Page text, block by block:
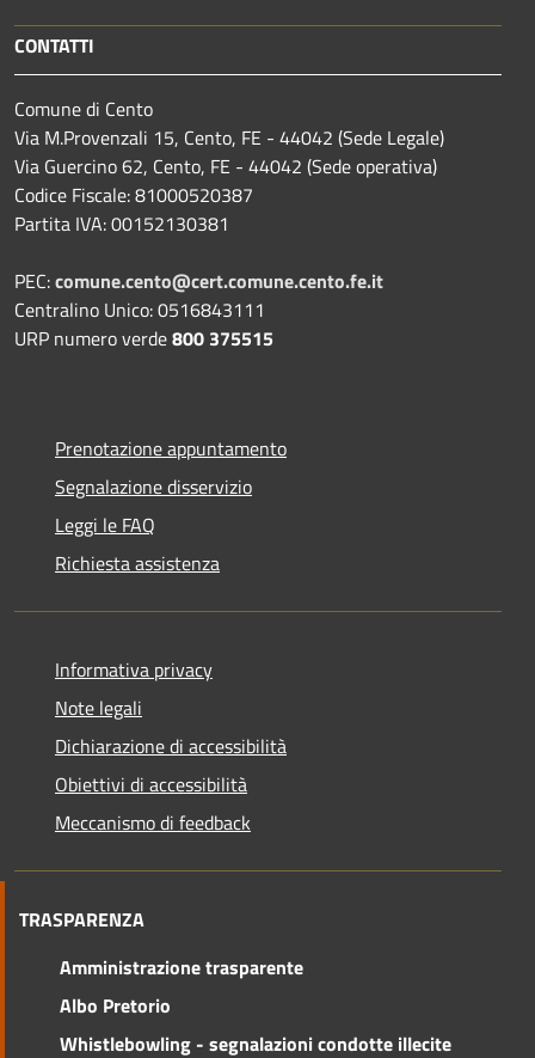
CONTATTI
Comune di Cento
Via M.Provenzali 15, Cento, FE - 44042 (Sede Legale)
Via Guercino 62, Cento, FE - 44042 (Sede operativa)
Codice Fiscale: 81000520387
Partita IVA: 00152130381
PEC:comune.cento@cert.comune.cento.fe.it
Centralino Unico: 0516843111
URP numero verde800 375515
Prenotazione appuntamento
Segnalazione disservizio
Leggi le FAQ
Richiesta assistenza
Informativa privacy
Note legali
Dichiarazione di accessibilità
Obiettivi di accessibilità
Meccanismo di feedback
TRASPARENZA
Amministrazione trasparente
Albo Pretorio
Whistlebowling - segnalazioni condotte illecite